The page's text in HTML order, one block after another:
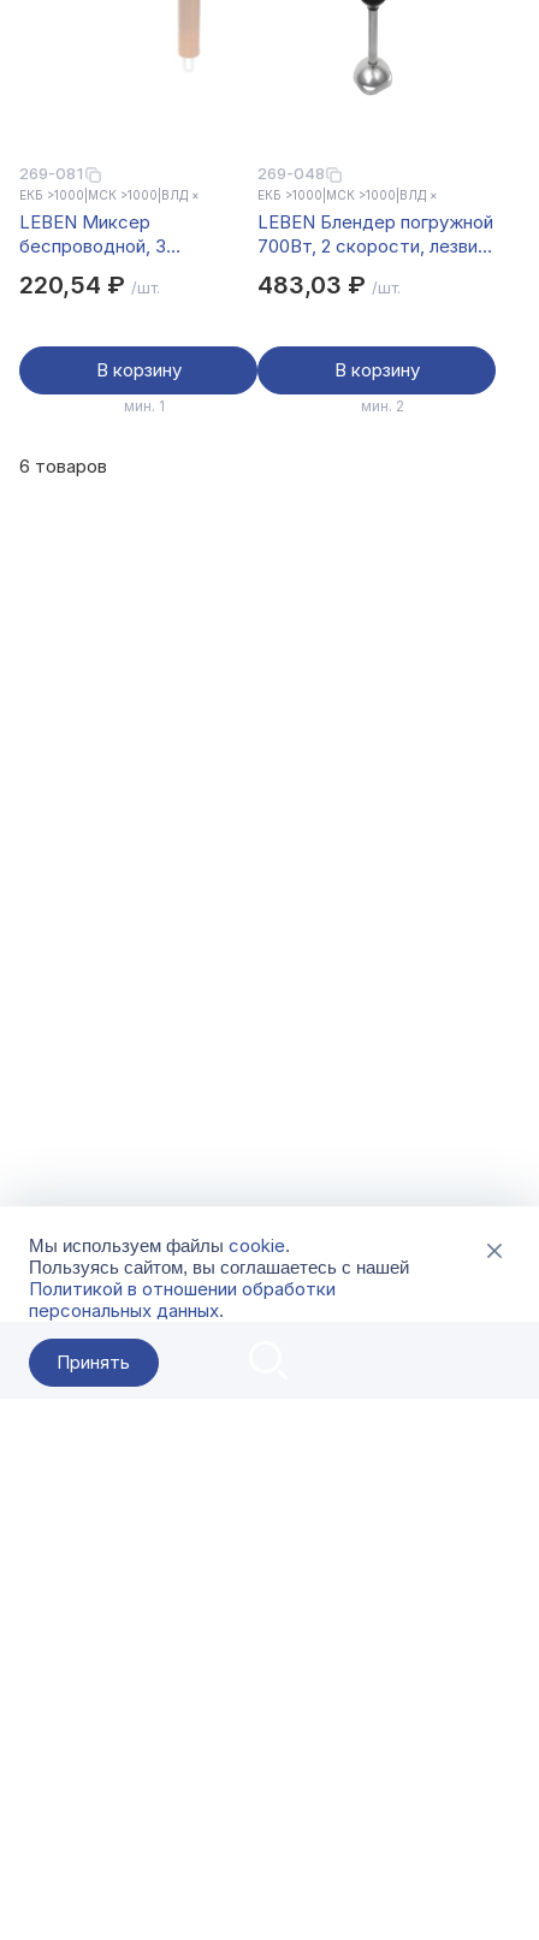
269-081
ЕКБ >1000 МСК >1000 ВЛД ×
LEBEN Миксер
беспроводной, 3
пластик, нерж.сталь
220,54 ₽ /шт.
В корзину
мин. 1
269-048
ЕКБ >1000 МСК >1000 ВЛД ×
LEBEN Блендер погружной
700Вт, 2 скорости, лезвия
стержень, чёрный
483,03 ₽ /шт.
В корзину
мин. 2
6 товаров
Мы используем файлы cookie.
Пользуясь сайтом, вы соглашаетесь с нашей
Политикой в отношении обработки
персональных данных.
Принять